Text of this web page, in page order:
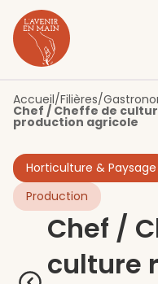
Contenu
Menu
Pied de page
Accueil/Filières/
Chef / Cheffe de
production agricole
Horticulture & Paysage
Production
Chef /
culture